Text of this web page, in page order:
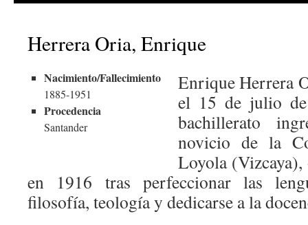
Herrera Oria, Enrique
Nacimiento/Fallecimiento
1885-1951
Procedencia
Santander
Enrique Herrera
el 15 de julio
bachillerato
novicio de la
Loyola (Vizcaya),
en 1916 tras perfeccionar las
filosofía, teología y dedicarse a la